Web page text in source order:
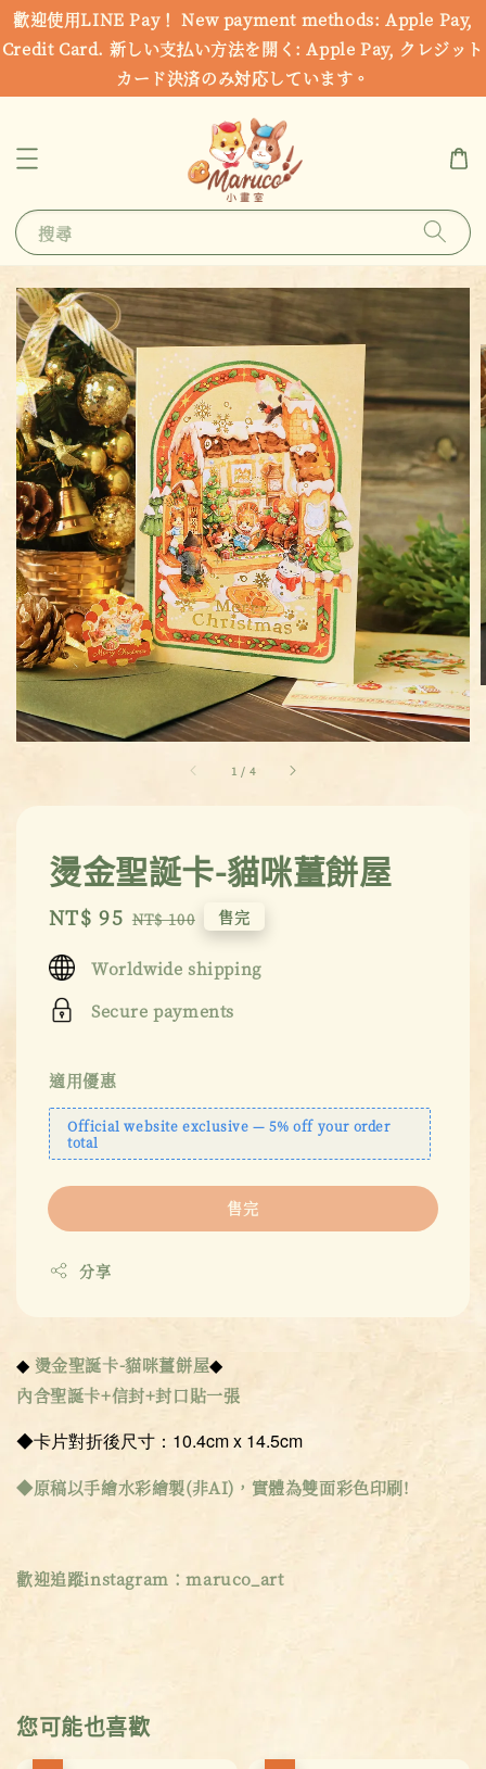
歡迎使用LINE Pay！ New payment methods: Apple Pay,
Credit Card. 新しい支払い方法を開く: Apple Pay, クレジット
カード決済のみ対応しています。
搜尋
1 / 4
燙金聖誕卡-貓咪薑餅屋
Sale
NT$ 95 Regular
NT$ 100 售完
Worldwide shipping
Secure payments
適用優惠
Official website exclusive — 5% off your order
total
售完
分享
◆ 燙金聖誕卡-貓咪薑餅屋◆
內含聖誕卡+信封+封口貼一張
◆卡片對折後尺寸：10.4cm x 14.5cm
◆原稿以手繪水彩繪製(非AI)，實體為雙面彩色印刷!
歡迎追蹤instagram：maruco_art
您可能也喜歡